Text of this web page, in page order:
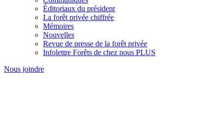
Éditoriaux du président
La forêt privée chiffrée
Mémoires
Nouvelles
Revue de presse de la forêt privée
Infolettre Forêts de chez nous PLUS
Nous joindre